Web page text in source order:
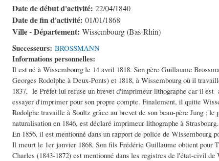
Date de début d'activité: 22/04/1840
Date de fin d'activité: 01/01/1868
Ville - Département: Wissembourg (Bas-Rhin)
Successeurs: BROSSMANN
Informations personnelles:
Il est né à Wissembourg le 14 avril 1818. Son père Guillaume
Georges Rodolphe à Deux-Ponts) et 1818, à Wissembourg où il
1837, le Préfet lui refuse un brevet d'imprimeur lithographe car il est
essayer d'imprimer pour son propre compte. Finalement, il quitte
Rodolphe travaille à Soultz grâce au brevet de son beau-père Jung ;
naturalisation en 1846, est déclaré imprimeur lithographe à
En 1856, il est mentionné dans un rapport de police de Wissembourg
Il meurt le 1er janvier 1868. Son fils Frédéric Guillaume obtient pour
Charles (1843-1872) est mentionné dans les registres de l'état-civil